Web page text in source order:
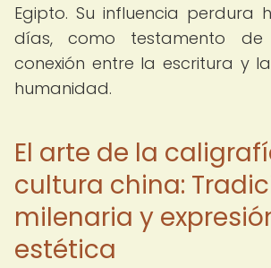
Egipto. Su influencia perdura
días, como testamento
conexión entre la escritura y
humanidad.
El arte de la
cultura china:
milenaria y
estética